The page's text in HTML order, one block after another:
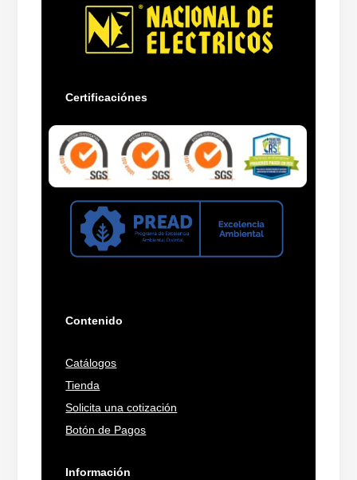
Certificaciónes
Contenido
Catálogos
Tienda
Solicita una cotización
Botón de Pagos
Información